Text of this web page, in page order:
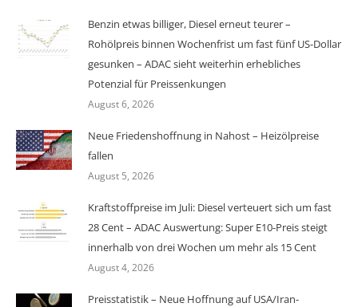
Benzin etwas billiger, Diesel erneut teurer –
Rohölpreis binnen Wochenfrist um fast fünf US-Dollar
gesunken – ADAC sieht weiterhin erhebliches
Potenzial für Preissenkungen
August 6, 2026
Neue Friedenshoffnung in Nahost – Heizölpreise
fallen
August 5, 2026
Kraftstoffpreise im Juli: Diesel verteuert sich um fast
28 Cent – ADAC Auswertung: Super E10-Preis steigt
innerhalb von drei Wochen um mehr als 15 Cent
August 4, 2026
Preisstatistik – Neue Hoffnung auf USA/Iran-